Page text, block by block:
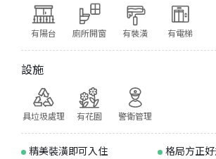
有陽台 廁所開窗 有裝潢 有電梯
設施
具垃圾處理 有花園 警衛管理
精美裝潢即可入住
格局方正